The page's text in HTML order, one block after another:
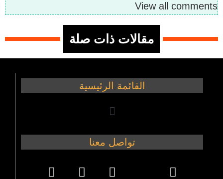
View all comments
مقالات ذات صلة
القائمة الرئيسية
تواصل معنا